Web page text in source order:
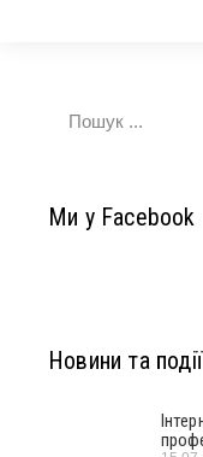
Ми у Facebook
Новини та події